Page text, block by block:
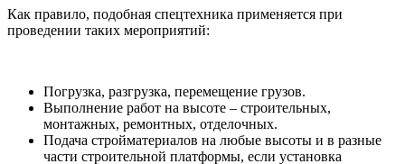
Как правило, подобная спецтехника применяется при
проведении таких мероприятий:
Погрузка, разгрузка, перемещение грузов.
Выполнение работ на высоте – строительных,
монтажных, ремонтных, отделочных.
Подача стройматериалов на любые высоты и в разные
части строительной платформы, если установка